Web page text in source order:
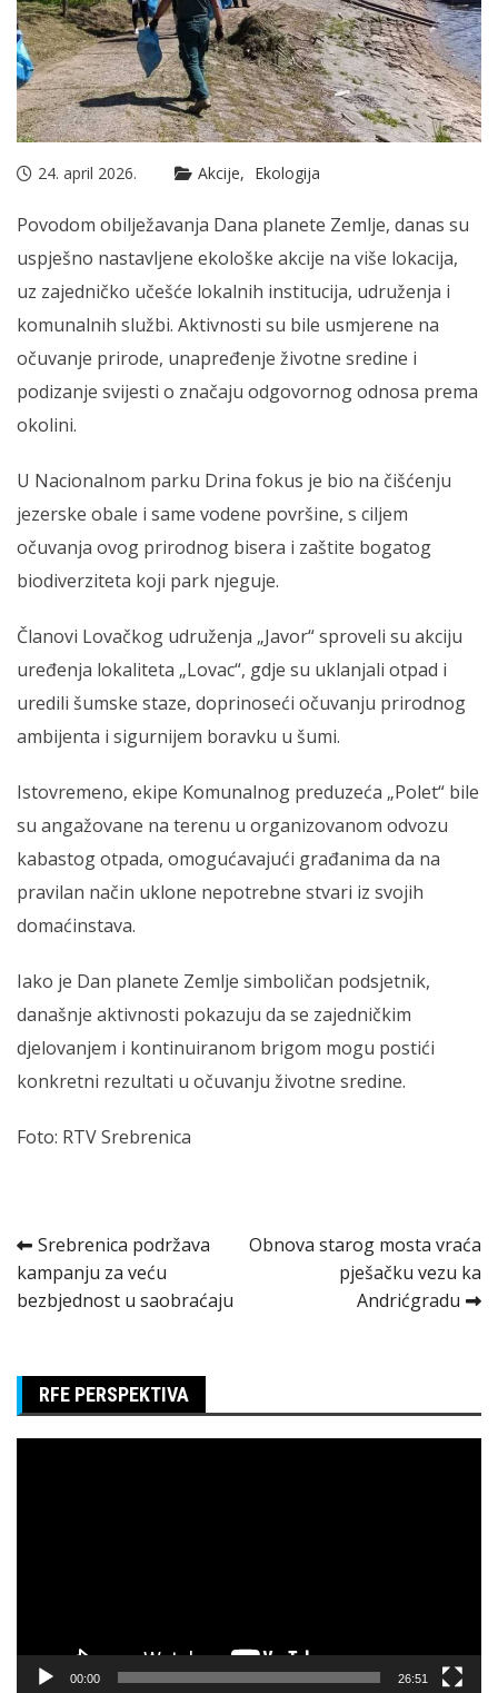
24. april 2026. Akcije Ekologija
Povodom obilježavanja Dana planete Zemlje, danas su
uspješno nastavljene ekološke akcije na više lokacija,
uz zajedničko učešće lokalnih institucija, udruženja i
komunalnih službi. Aktivnosti su bile usmjerene na
očuvanje prirode, unapređenje životne sredine i
podizanje svijesti o značaju odgovornog odnosa prema
okolini.
U Nacionalnom parku Drina fokus je bio na čišćenju
jezerske obale i same vodene površine, s ciljem
očuvanja ovog prirodnog bisera i zaštite bogatog
biodiverziteta koji park njeguje.
Članovi Lovačkog udruženja „Javor“ sproveli su akciju
uređenja lokaliteta „Lovac“, gdje su uklanjali otpad i
uredili šumske staze, doprinoseći očuvanju prirodnog
ambijenta i sigurnijem boravku u šumi.
Istovremeno, ekipe Komunalnog preduzeća „Polet“ bile
su angažovane na terenu u organizovanom odvozu
kabastog otpada, omogućavajući građanima da na
pravilan način uklone nepotrebne stvari iz svojih
domaćinstava.
Iako je Dan planete Zemlje simboličan podsjetnik,
današnje aktivnosti pokazuju da se zajedničkim
djelovanjem i kontinuiranom brigom mogu postići
konkretni rezultati u očuvanju životne sredine.
Foto: RTV Srebrenica
Kretanje
članka
Srebrenica podržava
kampanju za veću
bezbjednost u saobraćaju
Obnova starog mosta vraća
pješačku vezu ka
Andrićgradu
RFE PERSPEKTIVA
00:00 26:51